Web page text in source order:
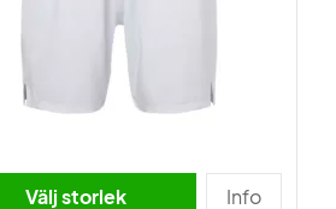
Välj storlek Info